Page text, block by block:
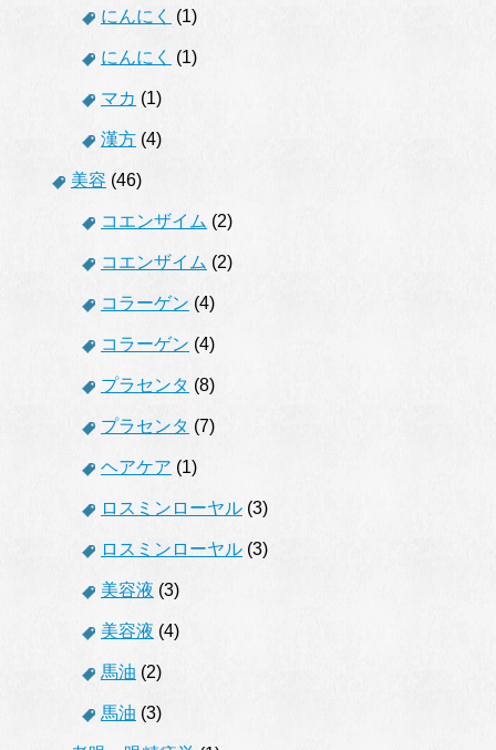
にんにく (1)
にんにく (1)
マカ (1)
漢方 (4)
美容 (46)
コエンザイム (2)
コエンザイム (2)
コラーゲン (4)
コラーゲン (4)
プラセンタ (8)
プラセンタ (7)
ヘアケア (1)
ロスミンローヤル (3)
ロスミンローヤル (3)
美容液 (3)
美容液 (4)
馬油 (2)
馬油 (3)